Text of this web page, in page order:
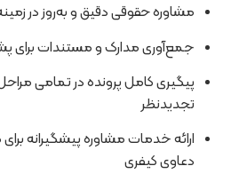
مشاوره حقوقی دقیق و به‌روز در
جمع‌آوری مدارک و مستندات برای
پیگیری کامل پرونده در تمامی مراحل
تجدیدنظر
ارائه خدمات مشاوره پیشگیرانه
دعاوی کیفری